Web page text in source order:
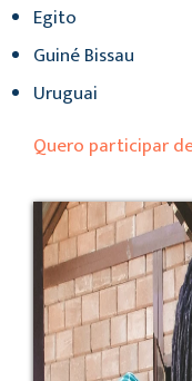
Egito
Guiné Bissau
Uruguai
Quero participar